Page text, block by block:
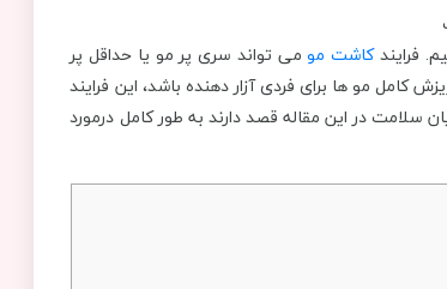
فرایندکاشت مومی تواند سری پر مو یا حداقل پر
کامل مو ها برای فردی آزار دهنده باشد، این فرایند
سلامت در این مقاله قصد دارند به طور کامل درمورد